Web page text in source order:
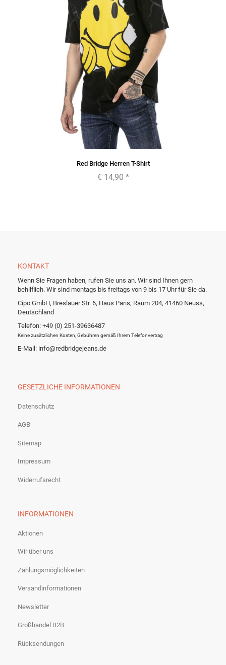
Red Bridge Herren T-Shirt
€ 14,90 *
KONTAKT
Wenn Sie Fragen haben, rufen Sie uns an. Wir sind Ihnen gern
behilflich. Wir sind montags bis freitags von 9 bis 17 Uhr für Sie da.
Cipo GmbH, Breslauer Str. 6, Haus Paris, Raum 204, 41460 Neuss,
Deutschland
Telefon: +49 (0) 251-39636487
Keine zusätzlichen Kosten, Gebühren gemäß Ihrem Telefonvertrag
E-Mail: info@redbridgejeans.de
GESETZLICHE INFORMATIONEN
Datenschutz
AGB
Sitemap
Impressum
Widerrufsrecht
INFORMATIONEN
Aktionen
Wir über uns
Zahlungsmöglichkeiten
Versandinformationen
Newsletter
Großhandel B2B
Rücksendungen